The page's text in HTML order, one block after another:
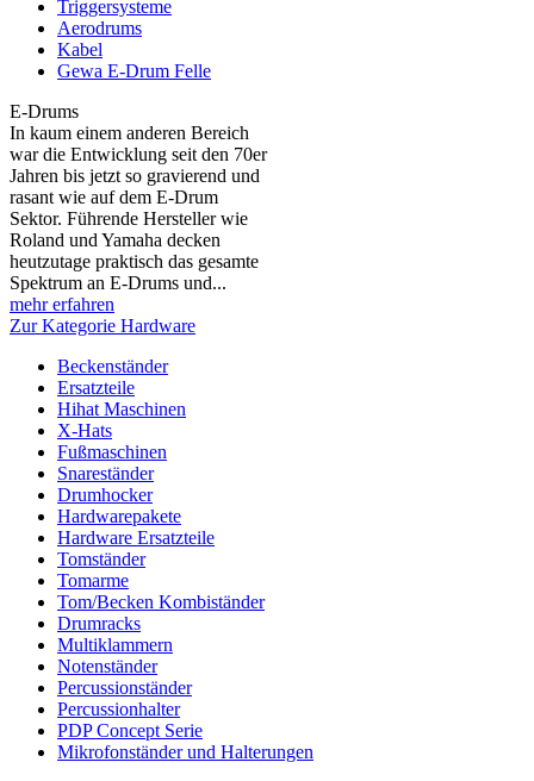
Triggersysteme
Aerodrums
Kabel
Gewa E-Drum Felle
E-Drums
In kaum einem anderen Bereich
war die Entwicklung seit den 70er
Jahren bis jetzt so gravierend und
rasant wie auf dem E-Drum
Sektor. Führende Hersteller wie
Roland und Yamaha decken
heutzutage praktisch das gesamte
Spektrum an E-Drums und...
mehr erfahren
Zur Kategorie Hardware
Beckenständer
Ersatzteile
Hihat Maschinen
X-Hats
Fußmaschinen
Snareständer
Drumhocker
Hardwarepakete
Hardware Ersatzteile
Tomständer
Tomarme
Tom/Becken Kombiständer
Drumracks
Multiklammern
Notenständer
Percussionständer
Percussionhalter
PDP Concept Serie
Mikrofonständer und Halterungen